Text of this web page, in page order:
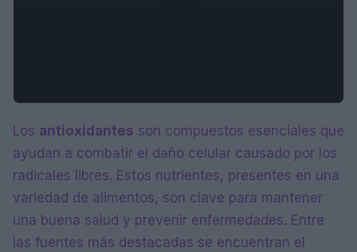
Los antioxidantes son compuestos esenciales que
ayudan a combatir el daño celular causado por los
radicales libres. Estos nutrientes, presentes en una
variedad de alimentos, son clave para mantener
una buena salud y prevenir enfermedades. Entre
las fuentes más destacadas se encuentran el